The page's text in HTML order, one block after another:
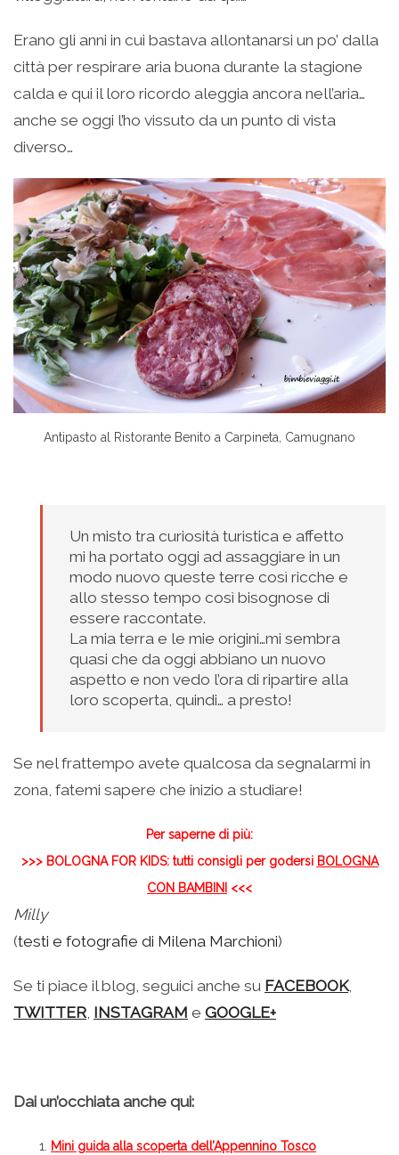
Erano gli anni in cui bastava allontanarsi un po’ dalla
città per respirare aria buona durante la stagione
calda e qui il loro ricordo aleggia ancora nell’aria…
anche se oggi l’ho vissuto da un punto di vista
diverso…
Antipasto al Ristorante Benito a Carpineta, Camugnano
Un misto tra curiosità turistica e affetto
mi ha portato oggi ad assaggiare in un
modo nuovo queste terre così ricche e
allo stesso tempo così bisognose di
essere raccontate.
La mia terra e le mie origini…mi sembra
quasi che da oggi abbiano un nuovo
aspetto e non vedo l’ora di ripartire alla
loro scoperta, quindi… a presto!
Se nel frattempo avete qualcosa da segnalarmi in
zona, fatemi sapere che inizio a studiare!
Per saperne di più:
>>> BOLOGNA FOR KIDS: tutti consigli per godersi BOLOGNA
CON BAMBINI
<<<
Milly
(testi e fotografie di Milena Marchioni)
Se ti piace il blog, seguici anche su FACEBOOK,
TWITTER, INSTAGRAM e GOOGLE+
Dai un’occhiata anche qui:
Mini guida alla scoperta dell’Appennino Tosco